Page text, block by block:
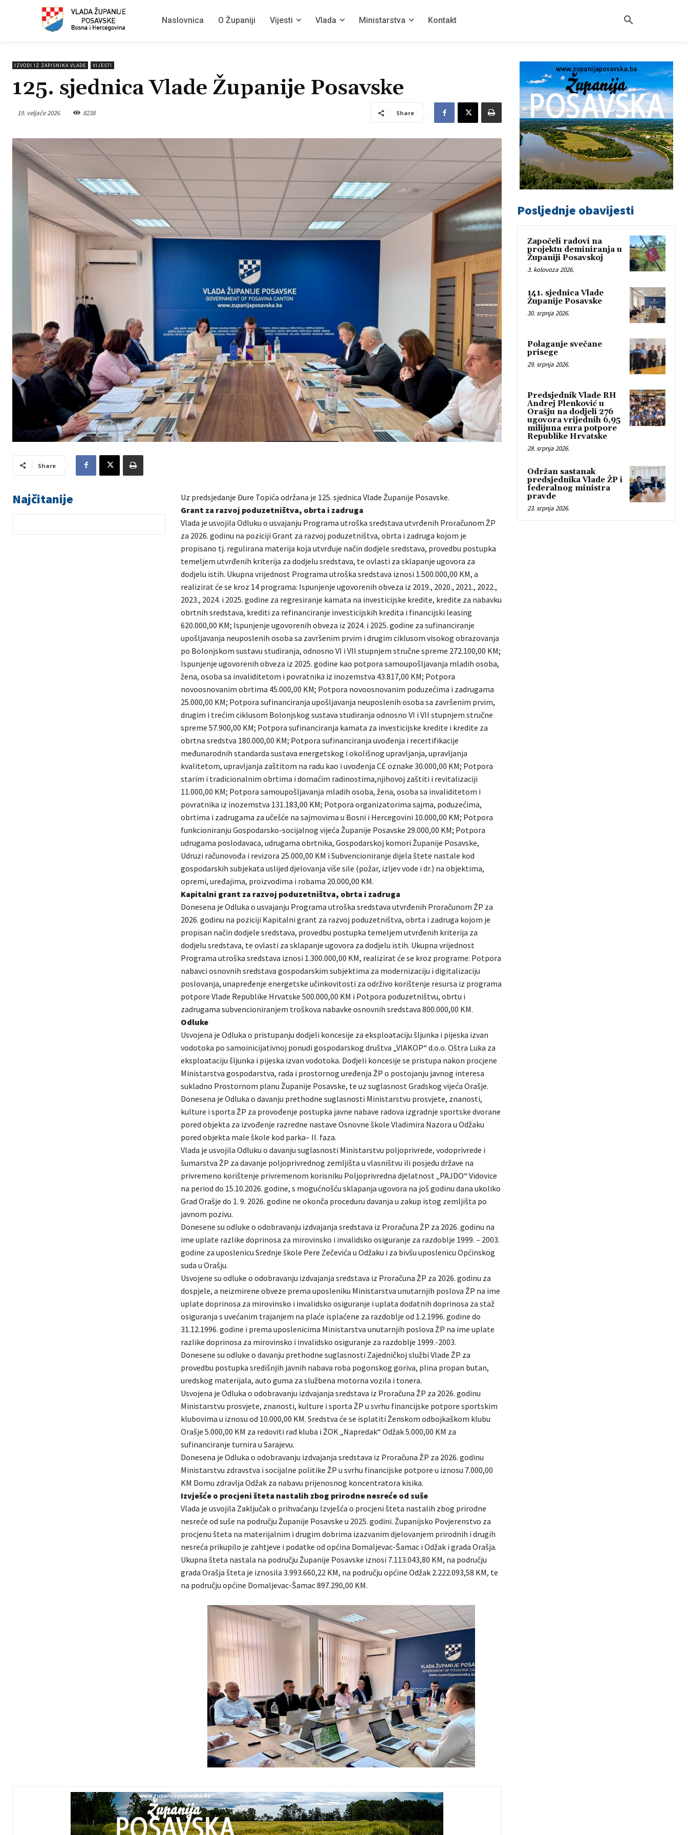
Naslovnica O Županiji Vijesti Vlada Ministarstva Kontakt
IZVODI IZ ZAPISNIKA VLADE VIJESTI
125. sjednica Vlade Županije Posavske
19. veljače 2026. 8238 Share
Share
Najčitanije
Uz predsjedanje Đure Topića održana je 125. sjednica Vlade Županije Posavske.
Grant za razvoj poduzetništva, obrta i zadruga
Vlada je usvojila Odluku o usvajanju Programa utroška sredstava utvrđenih Proračunom ŽP
za 2026. godinu na poziciji Grant za razvoj poduzetništva, obrta i zadruga kojom je
propisano tj. regulirana materija koja utvrđuje način dodjele sredstava, provedbu postupka
temeljem utvrđenih kriterija za dodjelu sredstava, te ovlasti za sklapanje ugovora za
dodjelu istih. Ukupna vrijednost Programa utroška sredstava iznosi 1.500.000,00 KM, a
realizirat će se kroz 14 programa: Ispunjenje ugovorenih obveza iz 2019., 2020., 2021., 2022.,
2023., 2024. i 2025. godine za regresiranje kamata na investicijske kredite, kredite za nabavku
obrtnih sredstava, krediti za refinanciranje investicijskih kredita i financijski leasing
620.000,00 KM; Ispunjenje ugovorenih obveza iz 2024. i 2025. godine za sufinanciranje
upošljavanja neuposlenih osoba sa završenim prvim i drugim ciklusom visokog obrazovanja
po Bolonjskom sustavu studiranja, odnosno VI i VII stupnjem stručne spreme 272.100,00 KM;
Ispunjenje ugovorenih obveza iz 2025. godine kao potpora samoupošljavanja mladih osoba,
žena, osoba sa invaliditetom i povratnika iz inozemstva 43.817,00 KM; Potpora
novoosnovanim obrtima 45.000,00 KM; Potpora novoosnovanim poduzećima i zadrugama
25.000,00 KM; Potpora sufinanciranja upošljavanja neuposlenih osoba sa završenim prvim,
drugim i trećim ciklusom Bolonjskog sustava studiranja odnosno VI i VII stupnjem stručne
spreme 57.900,00 KM; Potpora sufinanciranja kamata za investicijske kredite i kredite za
obrtna sredstva 180.000,00 KM; Potpora sufinanciranja uvođenja i recertifikacije
međunarodnih standarda sustava energetskog i okolišnog upravljanja, upravljanja
kvalitetom, upravljanja zaštitom na radu kao i uvođenja CE oznake 30.000,00 KM; Potpora
starim i tradicionalnim obrtima i domaćim radinostima,njihovoj zaštiti i revitalizaciji
11.000,00 KM; Potpora samoupošljavanja mladih osoba, žena, osoba sa invaliditetom i
povratnika iz inozemstva 131.183,00 KM; Potpora organizatorima sajma, poduzećima,
obrtima i zadrugama za učešće na sajmovima u Bosni i Hercegovini 10.000,00 KM; Potpora
funkcioniranju Gospodarsko-socijalnog vijeća Županije Posavske 29.000,00 KM; Potpora
udrugama poslodavaca, udrugama obrtnika, Gospodarskoj komori Županije Posavske,
Udruzi računovođa i revizora 25.000,00 KM i Subvencioniranje dijela štete nastale kod
gospodarskih subjekata uslijed djelovanja više sile (požar, izljev vode i dr.) na objektima,
opremi, uređajima, proizvodima i robama 20.000,00 KM.
Kapitalni grant za razvoj poduzetništva, obrta i zadruga
Donesena je Odluka o usvajanju Programa utroška sredstava utvrđenih Proračunom ŽP za
2026. godinu na poziciji Kapitalni grant za razvoj poduzetništva, obrta i zadruga kojom je
propisan način dodjele sredstava, provedbu postupka temeljem utvrđenih kriterija za
dodjelu sredstava, te ovlasti za sklapanje ugovora za dodjelu istih. Ukupna vrijednost
Programa utroška sredstava iznosi 1.300.000,00 KM, realizirat će se kroz programe: Potpora
nabavci osnovnih sredstava gospodarskim subjektima za modernizaciju i digitalizaciju
poslovanja, unapređenje energetske učinkovitosti za održivo korištenje resursa iz programa
potpore Vlade Republike Hrvatske 500.000,00 KM i Potpora poduzetništvu, obrtu i
zadrugama subvencioniranjem troškova nabavke osnovnih sredstava 800.000,00 KM.
Odluke
Usvojena je Odluka o pristupanju dodjeli koncesije za eksploataciju šljunka i pijeska izvan
vodotoka po samoinicijativnoj ponudi gospodarskog društva „VIAKOP“ d.o.o. Oštra Luka za
eksploataciju šljunka i pijeska izvan vodotoka. Dodjeli koncesije se pristupa nakon procjene
Ministarstva gospodarstva, rada i prostornog uređenja ŽP o postojanju javnog interesa
sukladno Prostornom planu Županije Posavske, te uz suglasnost Gradskog vijeća Orašje.
Donesena je Odluka o davanju prethodne suglasnosti Ministarstvu prosvjete, znanosti,
kulture i sporta ŽP za provođenje postupka javne nabave radova izgradnje sportske dvorane
pored objekta za izvođenje razredne nastave Osnovne škole Vladimira Nazora u Odžaku
pored objekta male škole kod parka– II. faza.
Vlada je usvojila Odluku o davanju suglasnosti Ministarstvu poljoprivrede, vodoprivrede i
šumarstva ŽP za davanje poljoprivrednog zemljišta u vlasništvu ili posjedu države na
privremeno korištenje privremenom korisniku Poljoprivredna djelatnost „PAJDO“ Vidovice
na period do 15.10.2026. godine, s mogućnošću sklapanja ugovora na još godinu dana ukoliko
Grad Orašje do 1. 9. 2026. godine ne okonča proceduru davanja u zakup istog zemljišta po
javnom pozivu.
Donesene su odluke o odobravanju izdvajanja sredstava iz Proračuna ŽP za 2026. godinu na
ime uplate razlike doprinosa za mirovinsko i invalidsko osiguranje za razdoblje 1999. – 2003.
godine za uposlenicu Srednje škole Pere Zečevića u Odžaku i za bivšu uposlenicu Općinskog
suda u Orašju.
Usvojene su odluke o odobravanju izdvajanja sredstava iz Proračuna ŽP za 2026. godinu za
dospjele, a neizmirene obveze prema uposleniku Ministarstva unutarnjih poslova ŽP na ime
uplate doprinosa za mirovinsko i invalidsko osiguranje i uplata dodatnih doprinosa za staž
osiguranja s uvećanim trajanjem na plaće isplaćene za razdoblje od 1.2.1996. godine do
31.12.1996. godine i prema uposlenicima Ministarstva unutarnjih poslova ŽP na ime uplate
razlike doprinosa za mirovinsko i invalidsko osiguranje za razdoblje 1999.-2003.
Donesene su odluke o davanju prethodne suglasnosti Zajedničkoj službi Vlade ŽP za
provedbu postupka središnjih javnih nabava roba pogonskog goriva, plina propan butan,
uredskog materijala, auto guma za službena motorna vozila i tonera.
Usvojena je Odluka o odobravanju izdvajanja sredstava iz Proračuna ŽP za 2026. godinu
Ministarstvu prosvjete, znanosti, kulture i sporta ŽP u svrhu financijske potpore sportskim
klubovima u iznosu od 10.000,00 KM. Sredstva će se isplatiti Ženskom odbojkaškom klubu
Orašje 5.000,00 KM za redoviti rad kluba i ŽOK „Napredak“ Odžak 5.000,00 KM za
sufinanciranje turnira u Sarajevu.
Donesena je Odluka o odobravanju izdvajanja sredstava iz Proračuna ŽP za 2026. godinu
Ministarstvu zdravstva i socijalne politike ŽP u svrhu financijske potpore u iznosu 7.000,00
KM Domu zdravlja Odžak za nabavu prijenosnog koncentratora kisika.
Izvješće o procjeni šteta nastalih zbog prirodne nesreće od suše
Vlada je usvojila Zaključak o prihvaćanju Izvješća o procjeni šteta nastalih zbog prirodne
nesreće od suše na području Županije Posavske u 2025. godini. Županijsko Povjerenstvo za
procjenu šteta na materijalnim i drugim dobrima izazvanim djelovanjem prirodnih i drugih
nesreća prikupilo je zahtjeve i podatke od općina Domaljevac-Šamac i Odžak i grada Orašja.
Ukupna šteta nastala na području Županije Posavske iznosi 7.113.043,80 KM, na području
grada Orašja šteta je iznosila 3.993.660,22 KM, na području općine Odžak 2.222.093,58 KM, te
na području općine Domaljevac-Šamac 897.290,00 KM.
Posljednje obavijesti
Započeli radovi na
projektu deminiranja u
Županiji Posavskoj
3. kolovoza 2026.
141. sjednica Vlade
Županije Posavske
30. srpnja 2026.
Polaganje svečane
prisege
29. srpnja 2026.
Predsjednik Vlade RH
Andrej Plenković u
Orašju na dodjeli 276
ugovora vrijednih 6,95
milijuna eura potpore
Republike Hrvatske
28. srpnja 2026.
Održan sastanak
predsjednika Vlade ŽP i
federalnog ministra
pravde
23. srpnja 2026.